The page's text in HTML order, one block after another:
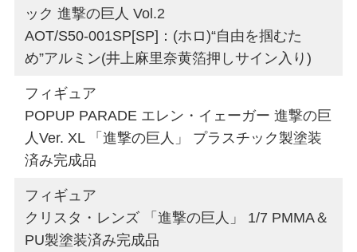
ック 進撃の巨人 Vol.2
AOT/S50-001SP[SP]：(ホロ)“自由を掴むた
め”アルミン(井上麻里奈黄箔押しサイン入り)
フィギュア
POPUP PARADE エレン・イェーガー 進撃の巨
人Ver. XL 「進撃の巨人」 プラスチック製塗装
済み完成品
フィギュア
クリスタ・レンズ 「進撃の巨人」 1/7 PMMA＆
PU製塗装済み完成品